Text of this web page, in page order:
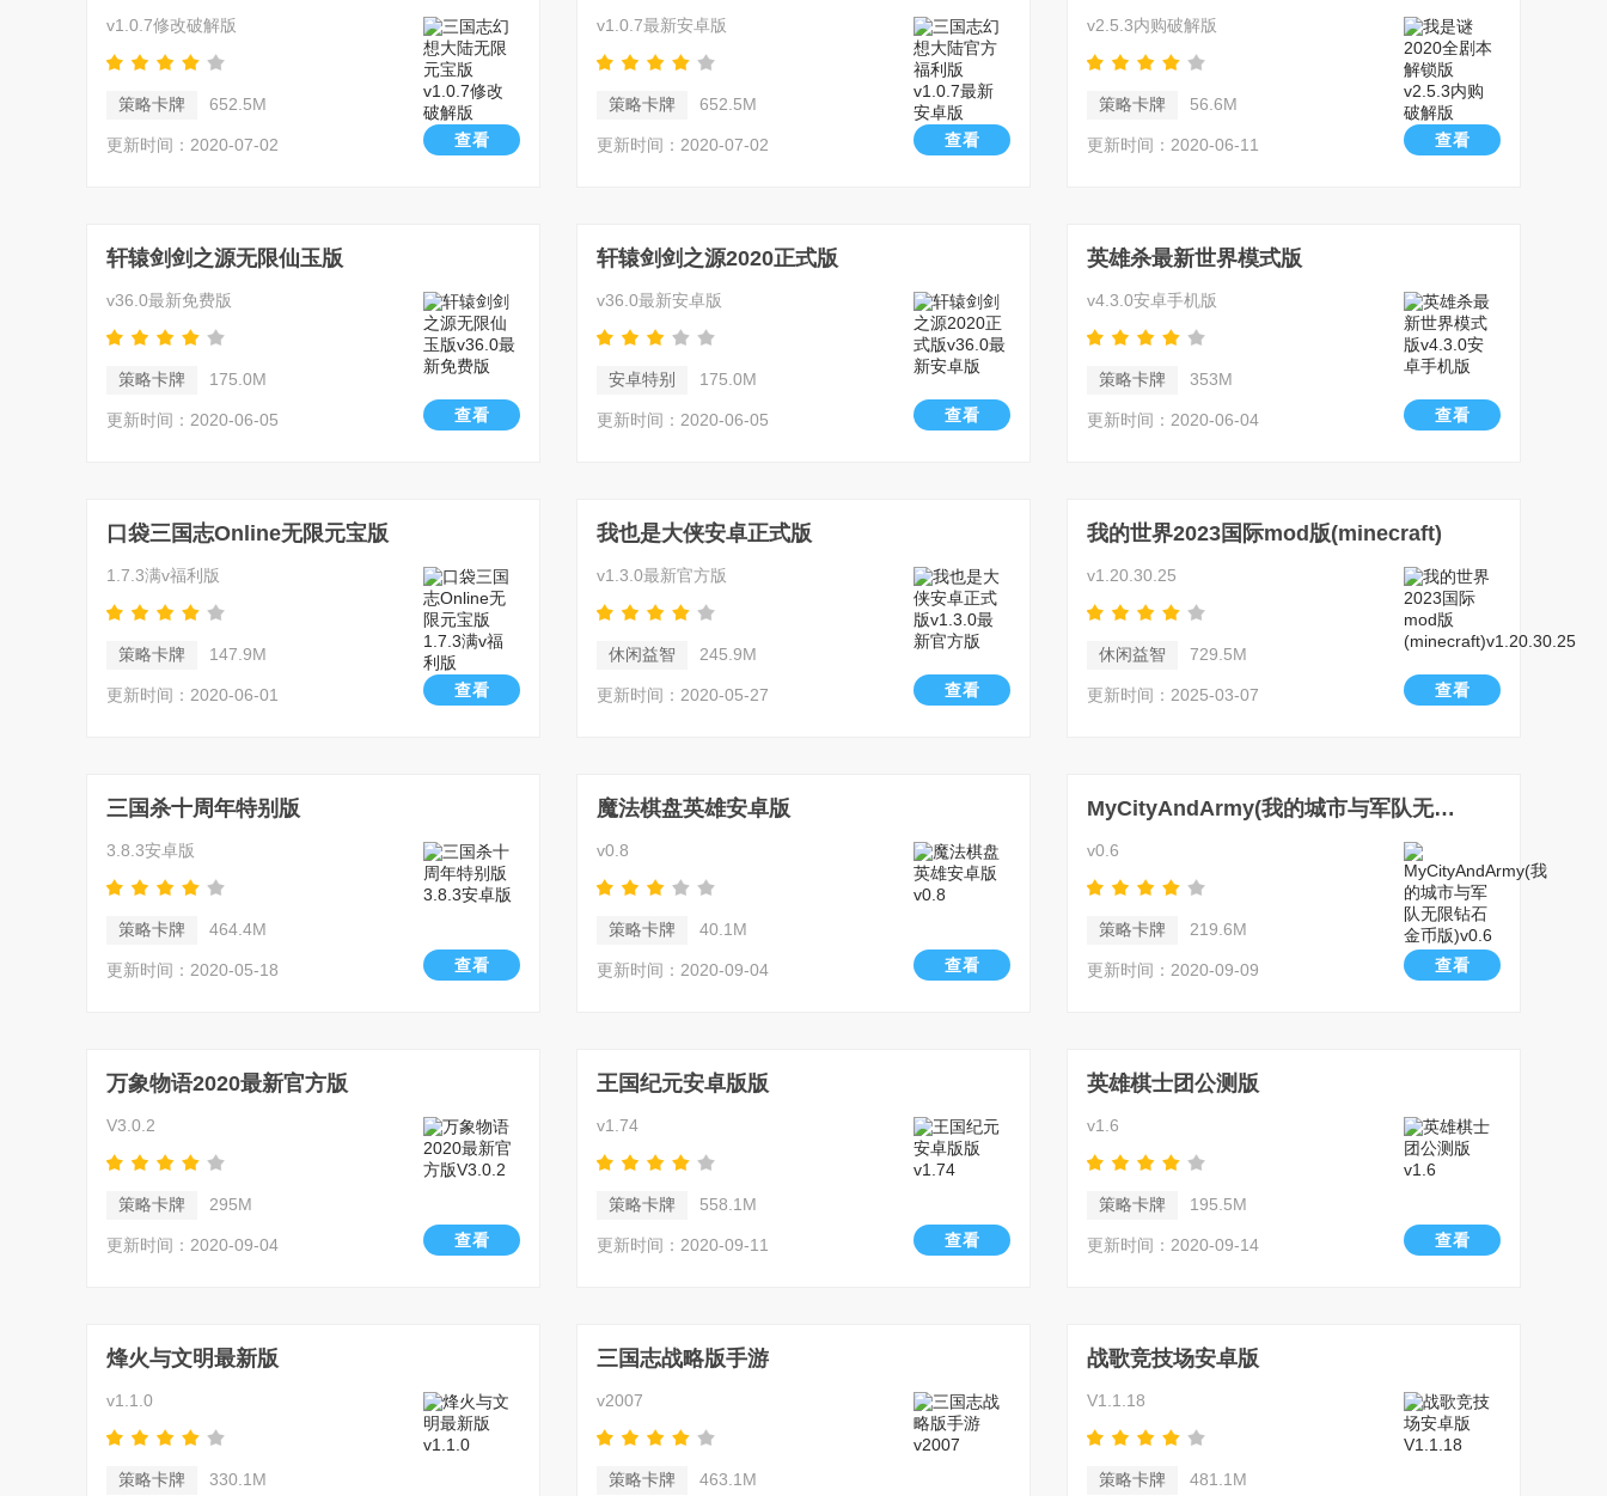
v1.0.7修改破解版
策略卡牌 652.5M
更新时间：2020-07-02 查看
v1.0.7最新安卓版
策略卡牌 652.5M
更新时间：2020-07-02 查看
v2.5.3内购破解版
策略卡牌 56.6M
更新时间：2020-06-11 查看
轩辕剑剑之源无限仙玉版
v36.0最新免费版
策略卡牌 175.0M
更新时间：2020-06-05 查看
轩辕剑剑之源2020正式版
v36.0最新安卓版
安卓特别 175.0M
更新时间：2020-06-05 查看
英雄杀最新世界模式版
v4.3.0安卓手机版
策略卡牌 353M
更新时间：2020-06-04 查看
口袋三国志Online无限元宝版
1.7.3满v福利版
策略卡牌 147.9M
更新时间：2020-06-01 查看
我也是大侠安卓正式版
v1.3.0最新官方版
休闲益智 245.9M
更新时间：2020-05-27 查看
我的世界2023国际mod版(minecraft)
v1.20.30.25
休闲益智 729.5M
更新时间：2025-03-07 查看
三国杀十周年特别版
3.8.3安卓版
策略卡牌 464.4M
更新时间：2020-05-18 查看
魔法棋盘英雄安卓版
v0.8
策略卡牌 40.1M
更新时间：2020-09-04 查看
MyCityAndArmy(我的城市与军队无限钻石金币版)
v0.6
策略卡牌 219.6M
更新时间：2020-09-09 查看
万象物语2020最新官方版
V3.0.2
策略卡牌 295M
更新时间：2020-09-04 查看
王国纪元安卓版版
v1.74
策略卡牌 558.1M
更新时间：2020-09-11 查看
英雄棋士团公测版
v1.6
策略卡牌 195.5M
更新时间：2020-09-14 查看
烽火与文明最新版
v1.1.0
策略卡牌 330.1M
三国志战略版手游
v2007
策略卡牌 463.1M
战歌竞技场安卓版
V1.1.18
策略卡牌 481.1M